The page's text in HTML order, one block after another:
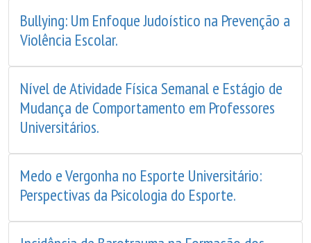
Bullying: Um Enfoque Judoístico na Prevenção a
Violência Escolar.
Nível de Atividade Física Semanal e Estágio de
Mudança de Comportamento em Professores
Universitários.
Medo e Vergonha no Esporte Universitário:
Perspectivas da Psicologia do Esporte.